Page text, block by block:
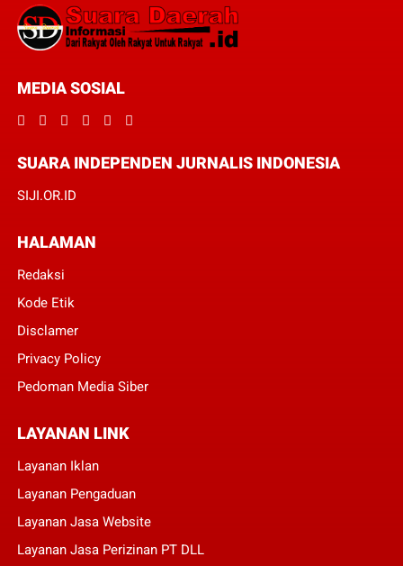
MEDIA SOSIAL
SUARA INDEPENDEN JURNALIS INDONESIA
SIJI.OR.ID
HALAMAN
Redaksi
Kode Etik
Disclamer
Privacy Policy
Pedoman Media Siber
LAYANAN LINK
Layanan Iklan
Layanan Pengaduan
Layanan Jasa Website
Layanan Jasa Perizinan PT DLL